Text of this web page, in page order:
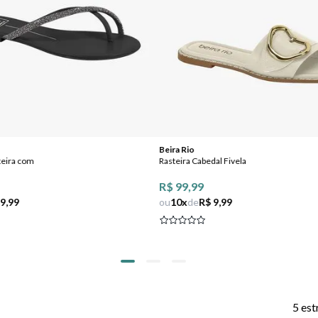
com
Beira Rio
Rasteira Cabedal Fivela
R$ 99,99
ou10xdeR$ 9,99
5